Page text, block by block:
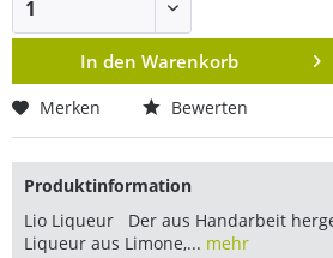
In den Warenkorb
Merken Bewerten
Produktinformation
Lio Liqueur Der aus Handarbeit
Liqueur aus Limone,... mehr